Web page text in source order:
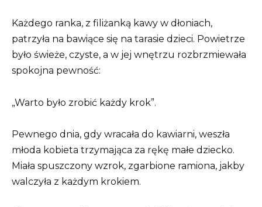
Każdego ranka, z filiżanką kawy w dłoniach,
patrzyła na bawiące się na tarasie dzieci. Powietrze
było świeże, czyste, a w jej wnętrzu rozbrzmiewała
spokojna pewność:
„Warto było zrobić każdy krok”.
Pewnego dnia, gdy wracała do kawiarni, weszła
młoda kobieta trzymająca za rękę małe dziecko.
Miała spuszczony wzrok, zgarbione ramiona, jakby
walczyła z każdym krokiem.